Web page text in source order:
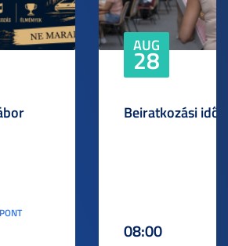
AUG
28
Beiratkozási
08:00